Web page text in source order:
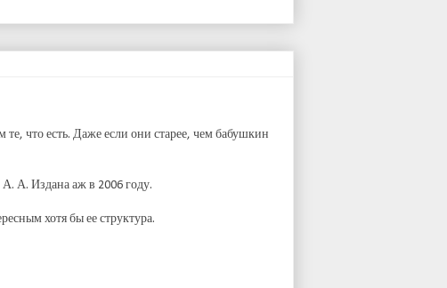
что есть. Даже если они старее, чем бабушкин
А. Издана аж в 2006 году.
хотя бы ее структура.